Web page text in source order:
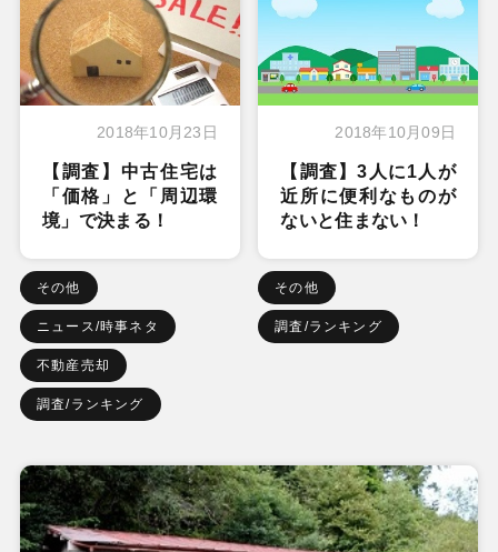
2018年10月23日
【調査】中古住宅は
「価格」と「周辺環
境」で決まる！
その他
ニュース/時事ネタ
不動産売却
調査/ランキング
2018年10月09日
【調査】3人に1人が
近所に便利なものが
ないと住まない！
その他
調査/ランキング